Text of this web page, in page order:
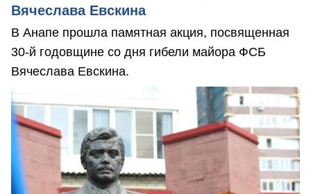
Вячеслава Евскина
В Анапе прошла памятная акция, посвященная
30-й годовщине со дня гибели майора ФСБ
Вячеслава Евскина.